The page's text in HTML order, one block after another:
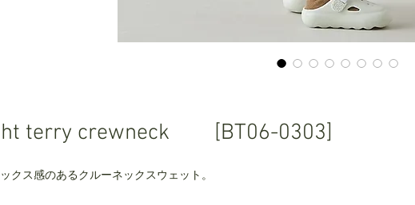
terry crewneck [BT06-0303]
クス感のあるクルーネックスウェット。